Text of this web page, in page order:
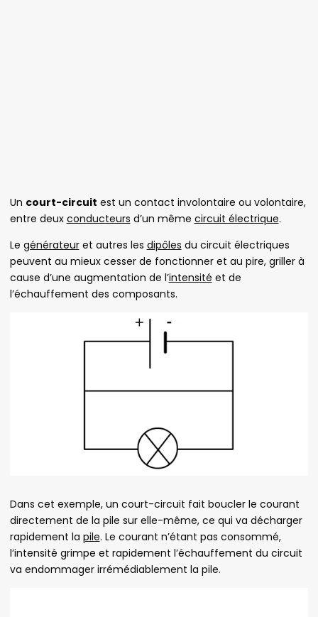
Un court-circuit est un contact involontaire ou volontaire,
entre deux conducteurs d’un même circuit électrique.
Le générateuret autres les dipôles du circuit électriques
peuvent au mieux cesser de fonctionner et au pire, griller à
cause d’une augmentation de l’intensité et de
l’échauffement des composants.
Dans cet exemple, un court-circuit fait boucler le courant
directement de la pile sur elle-même, ce qui va décharger
rapidement la pile. Le courant n’étant pas consommé,
l’intensité grimpe et rapidement l’échauffement du circuit
va endommager irrémédiablement la pile.